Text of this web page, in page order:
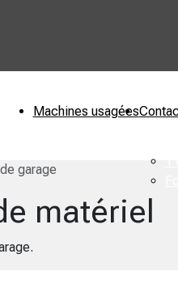
Machines usagées
garage
matériel